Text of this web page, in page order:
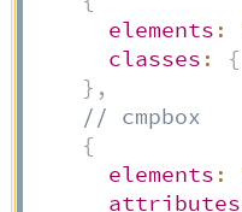
elements :
classes : {
} ,
// cmpbox
{
elements :
attributes